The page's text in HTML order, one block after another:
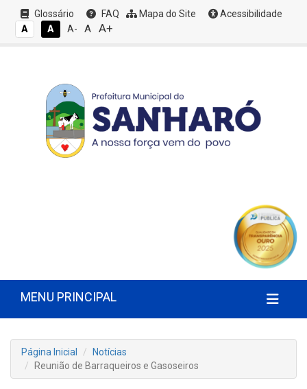
Glossário FAQ Mapa do Site
Acessibilidade
A
A A- A A+
MENU PRINCIPAL
Página Inicial
Notícias
Reunião de Barraqueiros e Gasoseiros